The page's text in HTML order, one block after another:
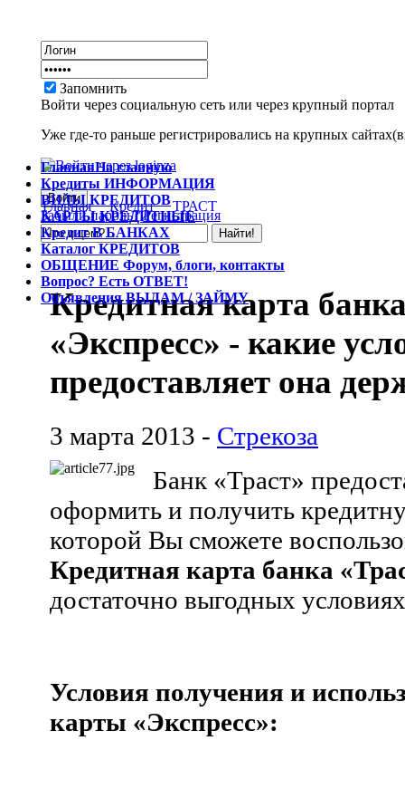
Запомнить
Войти через социальную сеть или через крупный портал
Уже где-то раньше регистрировались на крупных
Забыли пароль? Регистрация
ГлавнаяНа главную
Кредиты ИНФОРМАЦИЯ
ВИДЫ КРЕДИТОВ
КАРТЫКРЕДИТНЫЕ
КредитВ БАНКАХ
Каталог КРЕДИТОВ
ОБЩЕНИЕ Форум, блоги, контакты
Вопрос? Есть ОТВЕТ!
ОбъявленияВЫДАМ / ЗАЙМУ
Главная Кредит ТРАСТ
Кредитная карта
«Экспресс» - какие
предоставляет она
3 марта 2013 - Стрекоза
Банк «Траст»
оформить и получить
которой Вы сможете
Кредитная карта банка
достаточно выгодных
Условия получения и
карты «Экспресс»: